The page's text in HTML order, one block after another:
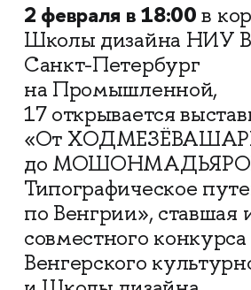
2 февраля в 18:00 в
Школы дизайна
Санкт-Петербург
на Промышленной,
17 открывается
«От
до
Типографическое
по Венгрии», ставшая
совместного конкурса
Венгерского